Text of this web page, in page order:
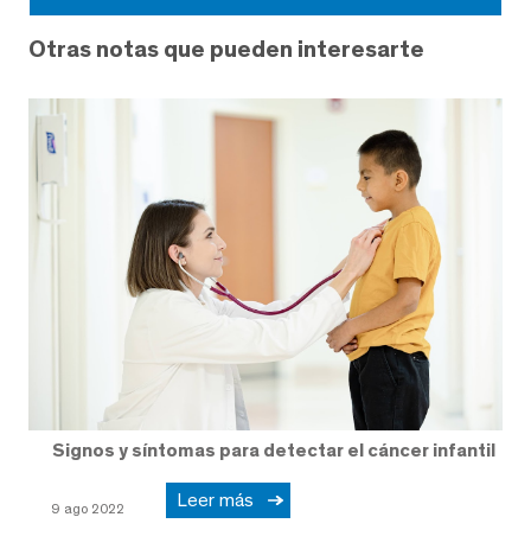
Otras notas que pueden interesarte
Signos y síntomas para detectar el cáncer infantil
9 ago 2022 Leer más